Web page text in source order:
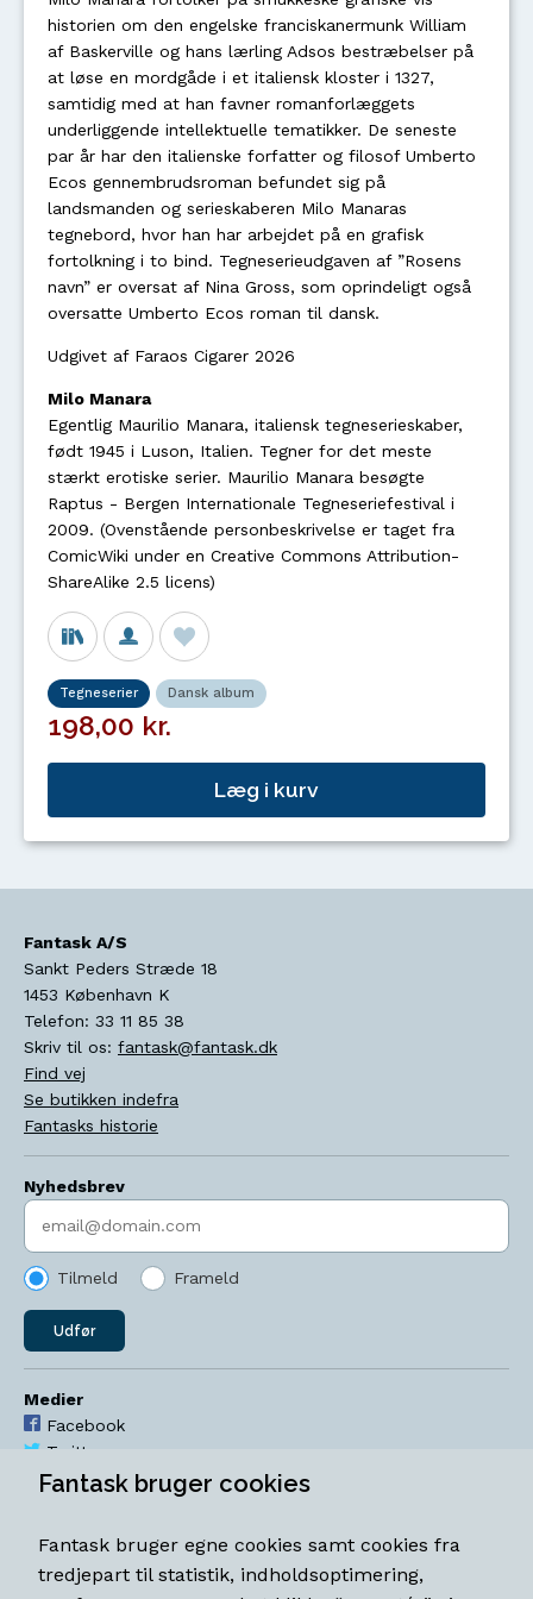
historien om den engelske franciskanermunk William
af Baskerville og hans lærling Adsos bestræbelser på
at løse en mordgåde i et italiensk kloster i 1327,
samtidig med at han favner romanforlæggets
underliggende intellektuelle tematikker. De seneste
par år har den italienske forfatter og filosof Umberto
Ecos gennembrudsroman befundet sig på
landsmanden og serieskaberen Milo Manaras
tegnebord, hvor han har arbejdet på en grafisk
fortolkning i to bind. Tegneserieudgaven af ”Rosens
navn” er oversat af Nina Gross, som oprindeligt også
oversatte Umberto Ecos roman til dansk.
Udgivet af Faraos Cigarer 2026
Milo Manara
Egentlig Maurilio Manara, italiensk tegneserieskaber,
født 1945 i Luson, Italien. Tegner for det meste
stærkt erotiske serier. Maurilio Manara besøgte
Raptus - Bergen Internationale Tegneseriefestival i
2009. (Ovenstående personbeskrivelse er taget fra
ComicWiki under en Creative Commons Attribution-
ShareAlike 2.5 licens)
Tegneserier Dansk album
198,00 kr.
Læg i kurv
Fantask A/S
Sankt Peders Stræde 18
1453 København K
Telefon: 33 11 85 38
Skriv til os: fantask@fantask.dk
Find vej
Se butikken indefra
Fantasks historie
Nyhedsbrev
Indtast søgeord
Tilmeld Frameld
Udfør
Medier
Facebook
Twitter
YouTube
Åbningstider
Mandag-torsdag 11-18
Fantask bruger cookies
Fantask bruger egne cookies samt cookies fra
tredjepart til statistik, indholdsoptimering,